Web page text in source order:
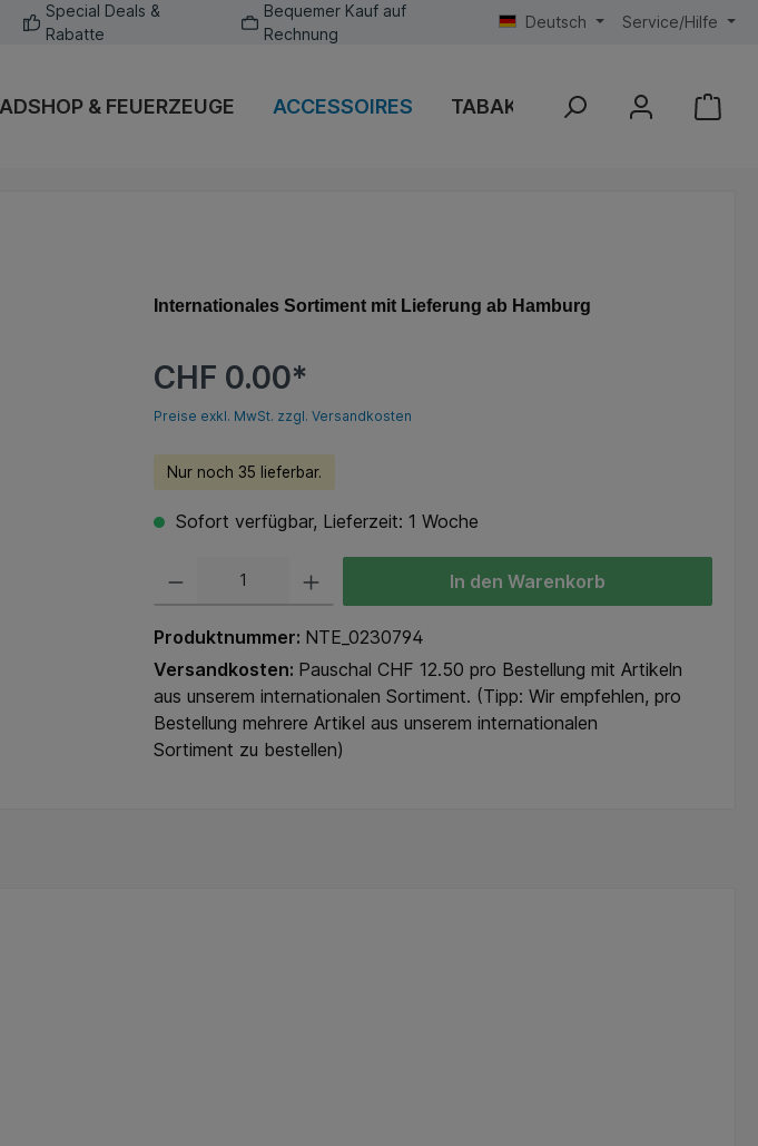
Special Deals &
Rabatte
Bequemer Kauf auf
Rechnung
Deutsch Service/Hilfe
& FEUERZEUGE ACCESSOIRES TABAK DIVERSE
Internationales Sortiment mit Lieferung ab Hamburg
CHF 0.00*
Preise exkl. MwSt. zzgl. Versandkosten
Nur noch 35 lieferbar.
Sofort verfügbar, Lieferzeit: 1 Woche
In den Warenkorb
Produktnummer: NTE_0230794
Versandkosten: Pauschal CHF 12.50 pro Bestellung mit Artikeln
aus unserem internationalen Sortiment. (Tipp: Wir empfehlen, pro
Bestellung mehrere Artikel aus unserem internationalen
Sortiment zu bestellen)